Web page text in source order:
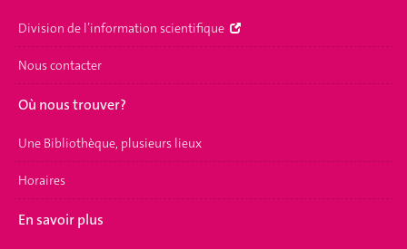
Division de l’information scientifique
Nous contacter
Où nous trouver?
Une Bibliothèque, plusieurs lieux
Horaires
En savoir plus